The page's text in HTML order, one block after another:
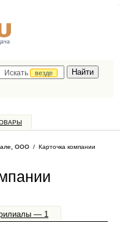
Искать
везде
ООО / Карточка компании
— 1